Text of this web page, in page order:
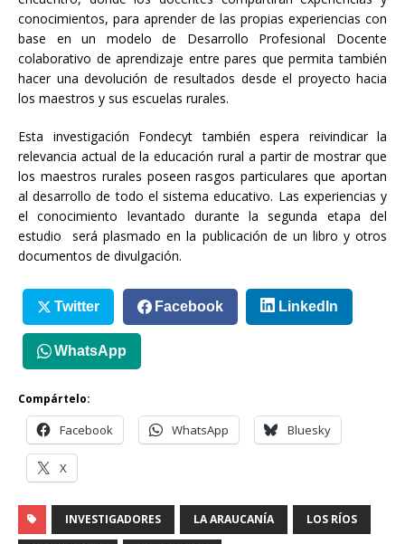
conocimientos, para aprender de las propias experiencias con
base en un modelo de Desarrollo Profesional Docente
colaborativo de aprendizaje entre pares que permita también
hacer una devolución de resultados desde el proyecto hacia
los maestros y sus escuelas rurales.
Esta investigación Fondecyt también espera reivindicar la
relevancia actual de la educación rural a partir de mostrar que
los maestros rurales poseen rasgos particulares que aportan
al desarrollo de todo el sistema educativo. Las experiencias y
el conocimiento levantado durante la segunda etapa del
estudio será plasmado en la publicación de un libro y otros
documentos de divulgación.
Twitter Facebook LinkedIn
WhatsApp
Compártelo:
Facebook WhatsApp Bluesky
X
INVESTIGADORES LA ARAUCANÍA LOS RÍOS